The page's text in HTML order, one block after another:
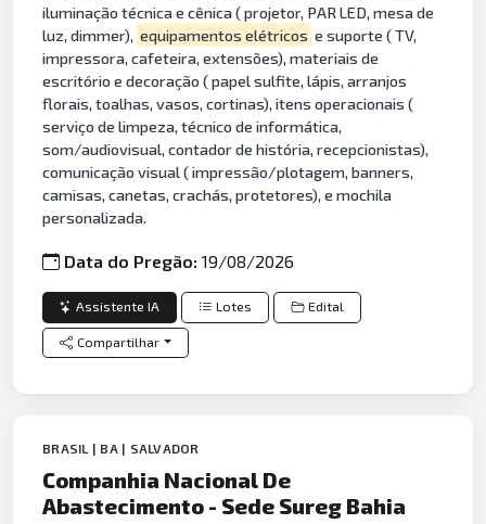
iluminação técnica e cênica ( projetor, PAR LED, mesa de
luz, dimmer), equipamentos elétricos e suporte ( TV,
impressora, cafeteira, extensões), materiais de
escritório e decoração ( papel sulfite, lápis, arranjos
florais, toalhas, vasos, cortinas), itens operacionais (
serviço de limpeza, técnico de informática,
som/audiovisual, contador de história, recepcionistas),
comunicação visual ( impressão/plotagem, banners,
camisas, canetas, crachás, protetores), e mochila
personalizada.
Data do Pregão:19/08/2026
Assistente IA Lotes Edital
Compartilhar
BRASIL | BA | SALVADOR
Companhia Nacional De
Abastecimento - Sede Sureg Bahia